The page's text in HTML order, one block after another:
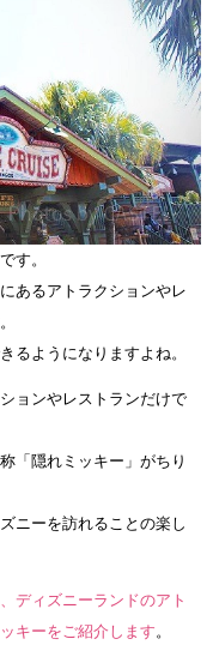
す。
あるアトラクションやレ
るようになりますよね。
ョンやレストランだけで
「隠れミッキー」がちり
ニーを訪れることの楽し
ディズニーランドのアト
キーをご紹介します。